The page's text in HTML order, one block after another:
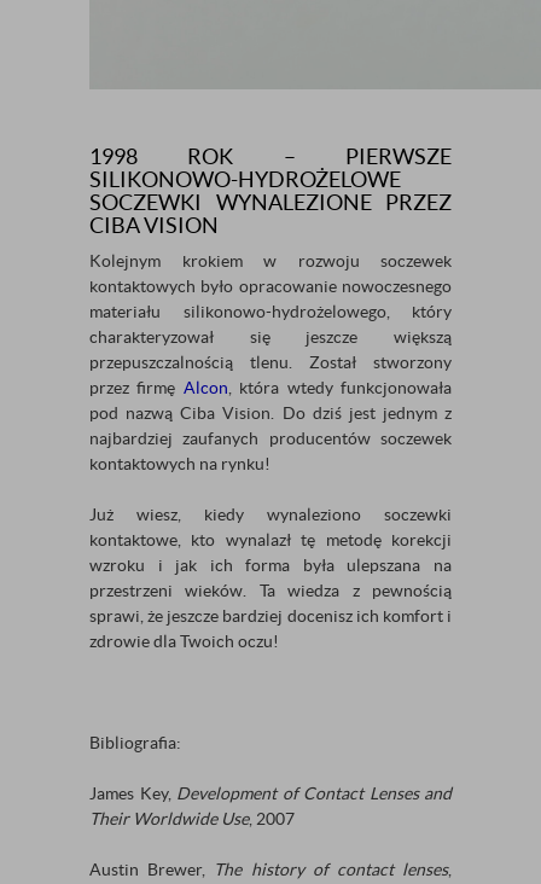
1998 ROK – PIERWSZE
SILIKONOWO-HYDROŻELOWE
SOCZEWKI WYNALEZIONE PRZEZ
CIBA VISION
Kolejnym krokiem w rozwoju soczewek
kontaktowych było opracowanie nowoczesnego
materiału silikonowo-hydrożelowego, który
charakteryzował się jeszcze większą
przepuszczalnością tlenu. Został stworzony
przez firmę Alcon , która wtedy funkcjonowała
pod nazwą Ciba Vision. Do dziś jest jednym z
najbardziej zaufanych producentów soczewek
kontaktowych na rynku!
Już wiesz, kiedy wynaleziono soczewki
kontaktowe, kto wynalazł tę metodę korekcji
wzroku i jak ich forma była ulepszana na
przestrzeni wieków. Ta wiedza z pewnością
sprawi, że jeszcze bardziej docenisz ich komfort i
zdrowie dla Twoich oczu!
Bibliografia:
James Key, Development of Contact Lenses and
Their Worldwide Use, 2007
Austin Brewer, The history of contact lenses,